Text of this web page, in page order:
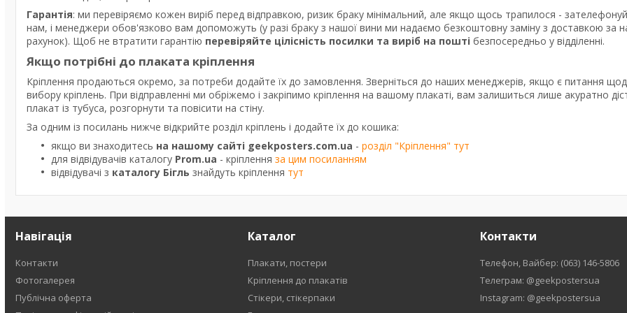
Гарантія: ми перевіряємо кожен виріб перед відправкою, ризик браку мінімальний, але якщо щось трапилося -
нам, і менеджери обов'язково вам допоможуть (у разі браку з нашої вини ми надаємо безкоштовну заміну з доставкою за
рахунок). Щоб не втратити гарантію перевіряйте цілісність посилки та виріб на пошті безпосередньо у відділенні.
Якщо потрібні до плаката кріплення
Кріплення продаються окремо, за потреби додайте їх до замовлення. Зверніться до наших менеджерів, якщо є питання
вибору кріплень. При відправленні ми обріжемо і закріпимо кріплення на вашому плакаті, вам залишиться лише акуратно
плакат із тубуса, розгорнути та повісити на стіну.
За одним із посилань нижче відкрийте розділ кріплень і додайте їх до кошика:
якщо ви знаходитесь на нашому сайті geekposters.com.ua - розділ "Кріплення" тут
для відвідувачів каталогу Prom.ua - кріплення за цим посиланням
відвідувачі з каталогу Бігль знайдуть кріплення тут
Навігація
Контакти
Фотогалерея
Публічна оферта
Каталог
Плакати, постери
Кріплення до плакатів
Стікери, стікерпаки
Контакти
Телефон, Вайбер: (063) 146-5806
Телеграм: @geekpostersua
Instagram: @geekpostersua